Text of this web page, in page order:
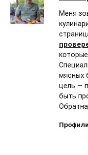
Меня
мясных
цель —
быть